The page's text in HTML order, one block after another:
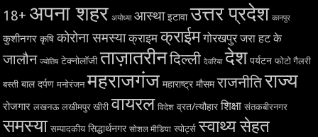
18+ अपना शहर अयोध्या आस्था इटावा उत्तर प्रदेश कानपुर
कुशीनगर कृषि कोरोना समस्या क्राइम क्राईम गोरखपुर जरा हट के
जालौन ज्योतिष टेक्नोलॉजी ताज़ातरीनदिल्ली देवरिया देश पर्यटन फोटो गैलरी
बस्ती बाल दर्पण मनोरंजन महराजगंज महाराष्ट्र मौसम राजनीतिराज्य
रोजगार लखनऊ लखीमपुर खीरी वायरल विदेश व्रत/त्यौहार शिक्षा संतकबीरनगर
समस्या सम्पादकीय सिद्धार्थनगर सोशल मीडिया स्पोर्ट्स स्वाथ्य सेहत